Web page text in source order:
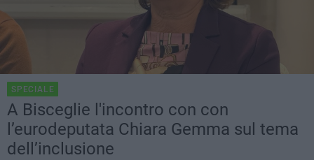
SPECIALE
A Bisceglie l'incontro con con
l’eurodeputata Chiara Gemma sul tema
dell’inclusione